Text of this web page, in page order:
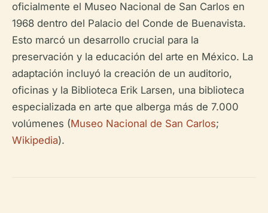
oficialmente el Museo Nacional de San Carlos en
1968 dentro del Palacio del Conde de Buenavista.
Esto marcó un desarrollo crucial para la
preservación y la educación del arte en México. La
adaptación incluyó la creación de un auditorio,
oficinas y la Biblioteca Erik Larsen, una biblioteca
especializada en arte que alberga más de 7.000
volúmenes (Museo Nacional de San Carlos;
Wikipedia).